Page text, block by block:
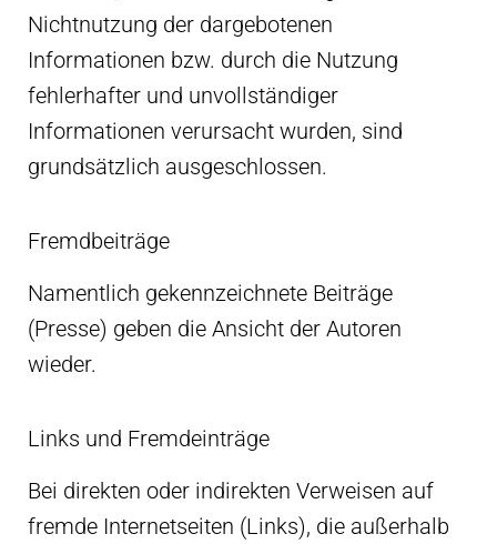
Nichtnutzung der dargebotenen
Informationen bzw. durch die Nutzung
fehlerhafter und unvollständiger
Informationen verursacht wurden, sind
grundsätzlich ausgeschlossen.
Fremdbeiträge
Namentlich gekennzeichnete Beiträge
(Presse) geben die Ansicht der Autoren
wieder.
Links und Fremdeinträge
Bei direkten oder indirekten Verweisen auf
fremde Internetseiten (Links), die außerhalb